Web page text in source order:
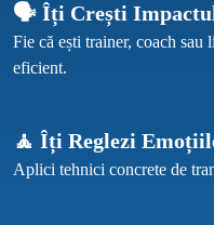
🗣 Îți Crești
Fie că ești trainer, coach
eficient.
🧘 Îți Reglezi